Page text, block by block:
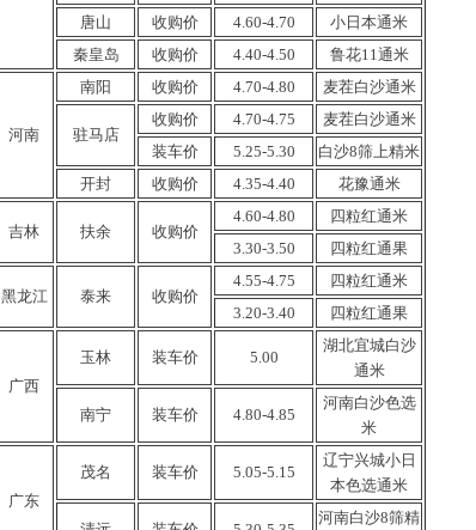
唐山
收购价 4.60-4.70
小日本通米
秦皇岛
收购价 4.40-4.50 鲁花11通米
河南
南阳 收购价 4.70-4.80 麦茬白沙通米
驻马店
收购价 4.70-4.75
麦茬白沙通米
装车价
5.25-5.30
白沙8筛上精米
开封
收购价 4.35-4.40 花豫通米
吉林 扶余 收购价
4.60-4.80
四粒红通米
3.30-3.50
四粒红通果
黑龙江 泰来 收购价
4.55-4.75
四粒红通米
3.20-3.40
四粒红通果
广西
玉林 装车价 5.00
湖北宜城白沙
通米
南宁 装车价 4.80-4.85
河南白沙色选
米
广东
茂名 装车价 5.05-5.15
辽宁兴城小日
本色选通米
河南白沙8筛精